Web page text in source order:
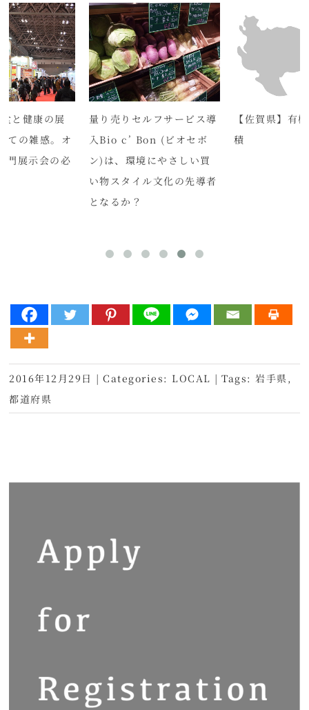
と健康の展
ての雑感。オ
門展示会の必
量り売りセルフサービス導
入Bio c’ Bon (ビオセボ
ン)は、環境にやさしい買
い物スタイル文化の先導者
となるか？
【佐賀県】有
積
2016年12月29日 | Categories: LOCAL | Tags:岩手県 ,
都道府県